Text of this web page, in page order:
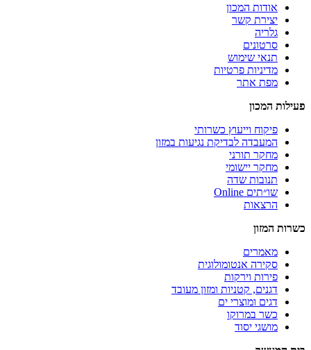
אודות המכון
יצירת קשר
גלריה
סרטונים
תנאי שימוש
מדיניות פרטיות
מפת אתר
פעילות המכון
פיקוח וייעוץ כשרותי
המעבדה לבדיקת נגיעות במזון
מחקר תורני
מחקר יישומי
תנובות שדה
שו״תים Online
הרצאות
כשרות המזון
מאמרים
סקירה אנטומולוגית
פירות וירקות
דגנים, קטניות ומזון מעובד
דגים ומוצרי ים
כשר במרוקו
מושגי יסוד